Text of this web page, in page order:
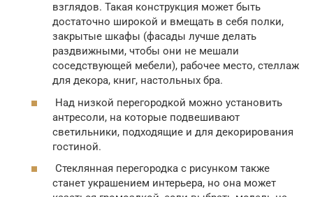
взглядов. Такая конструкция может быть
достаточно широкой и вмещать в себя полки,
закрытые шкафы (фасады лучше делать
раздвижными, чтобы они не мешали
соседствующей мебели), рабочее место, стеллаж
для декора, книг, настольных бра.
Над низкой перегородкой можно установить
антресоли, на которые подвешивают
светильники, подходящие и для декорирования
гостиной.
Стеклянная перегородка с рисунком также
станет украшением интерьера, но она может